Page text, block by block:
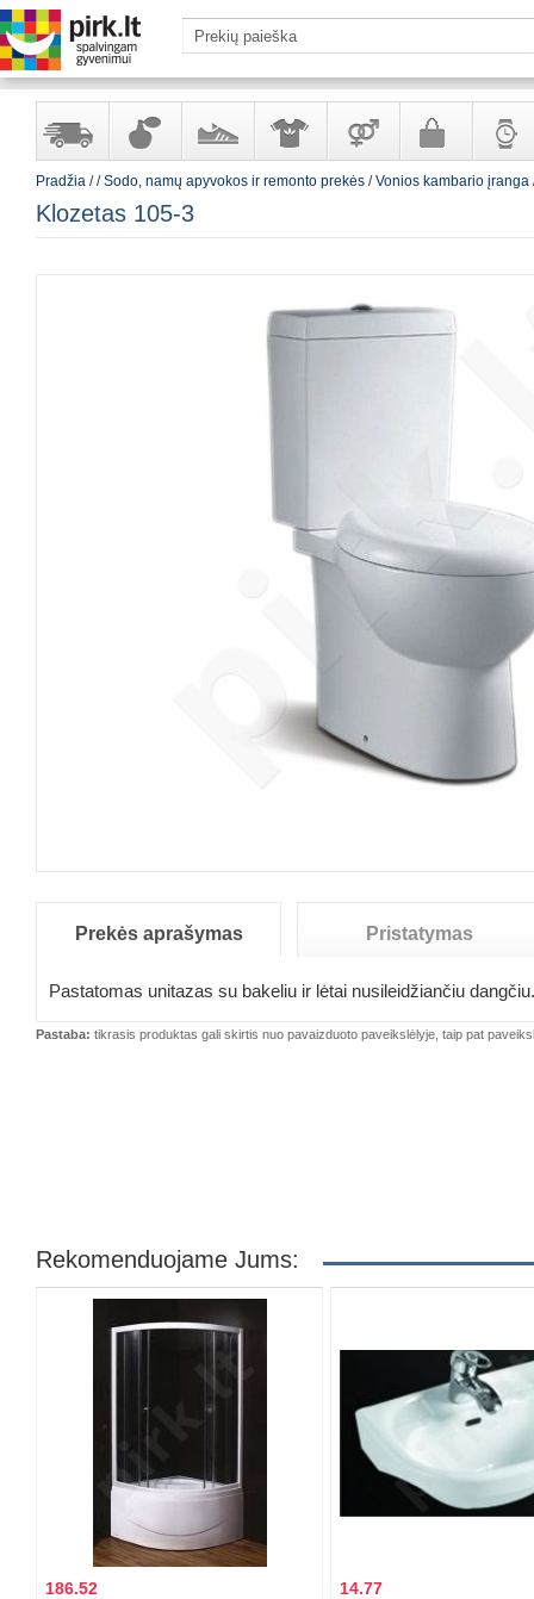
sandėlyje
ir
kosmetika
aksesuarai
Pradžia //Sodo, namų apyvokos ir remonto prekės /Vonios kambario įranga
Klozetas 105-3
Prekės aprašymas Pristatymas
Pastatomas unitazas su bakeliu ir lėtai nusileidžiančiu
Pastaba: tikrasis produktas gali skirtis nuo pavaizduoto paveikslėlyje, taip pat
Rekomenduojame Jums:
186.52
14.77